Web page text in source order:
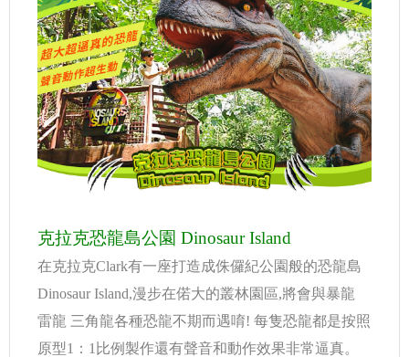
克拉克恐龍島公園 Dinosaur Island
在克拉克Clark有一座打造成侏儸紀公園般的恐龍島
Dinosaur Island,漫步在偌大的叢林園區,將會與暴龍
雷龍 三角龍各種恐龍不期而遇唷! 每隻恐龍都是按照
原型1：1比例製作還有聲音和動作效果非常逼真。